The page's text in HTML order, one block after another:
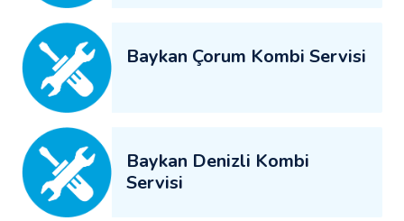
Baykan Çorum Kombi Servisi
Baykan Denizli Kombi
Servisi